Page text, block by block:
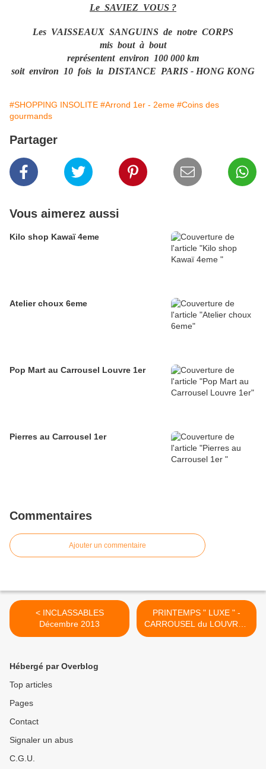
Le SAVIEZ VOUS ?
Les VAISSEAUX SANGUINS de notre CORPS
mis bout à bout
représentent environ 100 000 km
soit environ 10 fois la DISTANCE PARIS - HONG KONG
#SHOPPING INSOLITE #Arrond 1er - 2eme #Coins des
gourmands
Partager
Vous aimerez aussi
Kilo shop Kawaï 4eme
Atelier choux 6eme
Pop Mart au Carrousel Louvre 1er
Pierres au Carrousel 1er
Commentaires
Ajouter un commentaire
< INCLASSABLES
Décembre 2013
PRINTEMPS " LUXE " -
CARROUSEL du LOUVRE -
1er >
Hébergé par Overblog
Top articles
Pages
Contact
Signaler un abus
C.G.U.